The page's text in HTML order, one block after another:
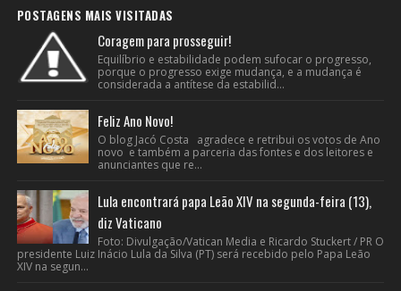
POSTAGENS MAIS VISITADAS
Coragem para prosseguir!
Equilíbrio e estabilidade podem sufocar o progresso,
porque o progresso exige mudança, e a mudança é
considerada a antítese da estabilid...
Feliz Ano Novo!
O blog Jacó Costa agradece e retribui os votos de Ano
novo e também a parceria das fontes e dos leitores e
anunciantes que re...
Lula encontrará papa Leão XIV na segunda-feira (13),
diz Vaticano
Foto: Divulgação/Vatican Media e Ricardo Stuckert / PR O
presidente Luiz Inácio Lula da Silva (PT) será recebido pelo Papa Leão
XIV na segun...